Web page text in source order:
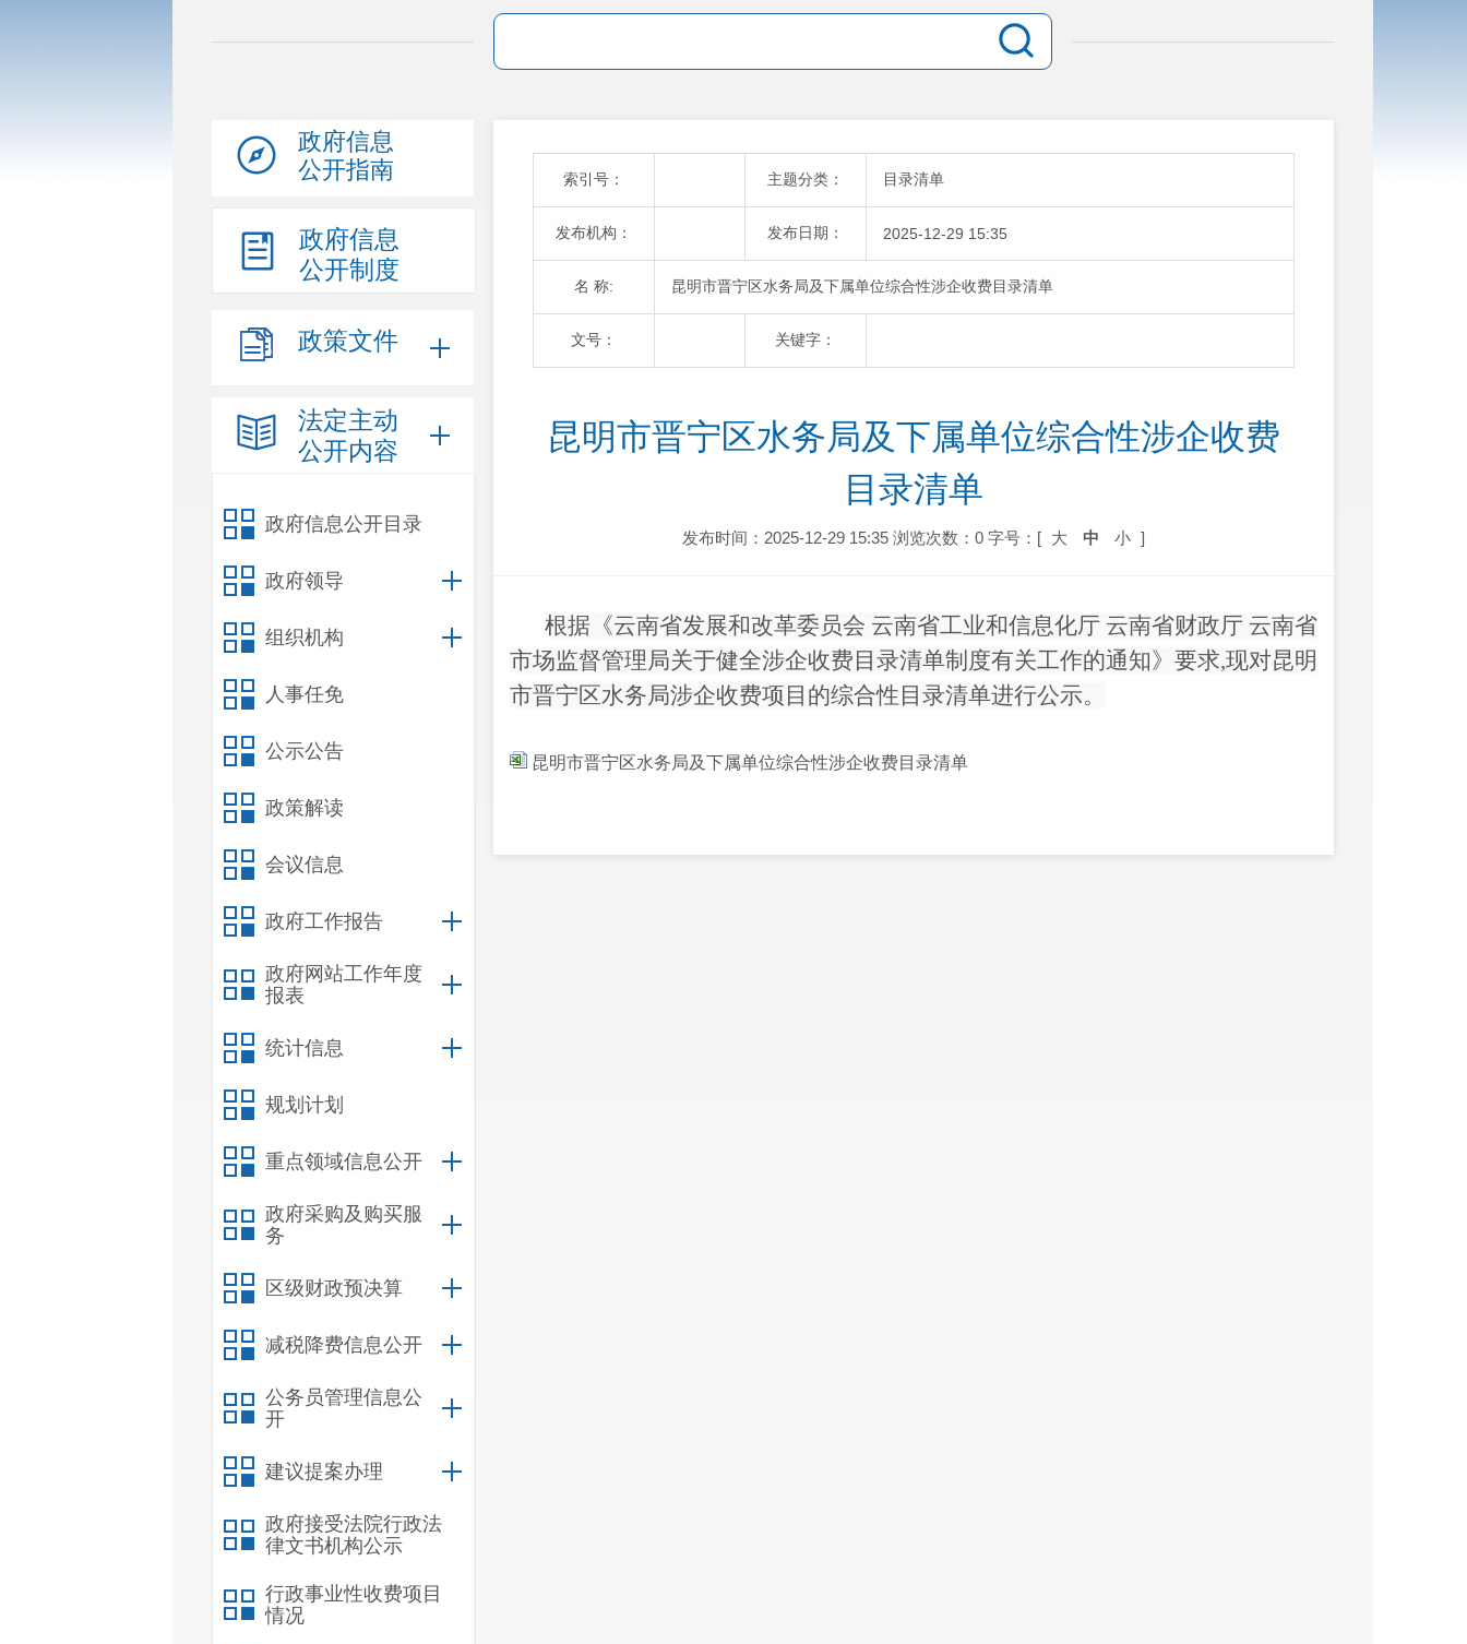
政府信息
公开指南
政府信息
公开制度
政策文件
法定主动
公开内容
政府信息公开目录
政府领导
组织机构
人事任免
公示公告
政策解读
会议信息
政府工作报告
政府网站工作年度
报表
统计信息
规划计划
重点领域信息公开
政府采购及购买服
务
区级财政预决算
减税降费信息公开
公务员管理信息公
开
建议提案办理
政府接受法院行政法
律文书机构公示
行政事业性收费项目
情况
索引号： 主题分类： 目录清单
发布机构： 发布日期： 2025-12-29 15:35
名 称: 昆明市晋宁区水务局及下属单位综合性涉企收费目录清单
文号： 关键字：
昆明市晋宁区水务局及下属单位综合性涉企收费
目录清单
发布时间：2025-12-29 15:35 浏览次数：0 字号：[ 大 中 小 ]
根据《云南省发展和改革委员会 云南省工业和信息化厅 云南省财政厅 云南省
市场监督管理局关于健全涉企收费目录清单制度有关工作的通知》 要求,现对昆明
市晋宁区水务局涉企收费项目的综合性目录清单进行公示。
昆明市晋宁区水务局及下属单位综合性涉企收费目录清单